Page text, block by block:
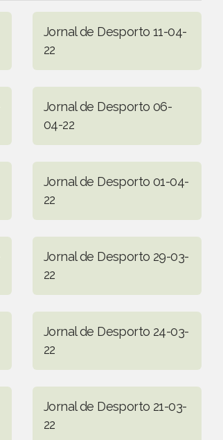
Jornal de Desporto 11-04-
22
Jornal de Desporto 06-
04-22
Jornal de Desporto 01-04-
22
Jornal de Desporto 29-03-
22
Jornal de Desporto 24-03-
22
Jornal de Desporto 21-03-
22